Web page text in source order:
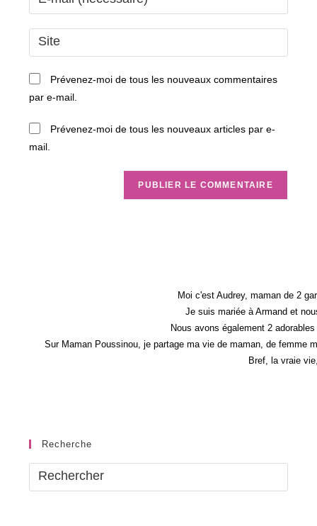
comment
your
email
address
comment
Saisir
l’URL
de
site
(facultatif)
Prévenez-moi de tous les nouveaux commentaires
par e-mail.
Prévenez-moi de tous les nouveaux articles par e-
mail.
Moi c'est Audrey, maman de 2
Je suis mariée à Armand et
Nous avons également 2
Sur Maman Poussinou, je partage ma vie de maman, de femme
Bref, la vraie
Recherche